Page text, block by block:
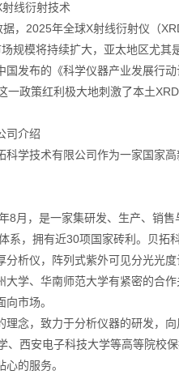
线衍射技术
，2025年全球X射线衍射仪（
规模将持续扩大，亚太地区尤其
发布的《科学仪器产业发展行
政策红利极大地刺激了本土
司介绍
学技术有限公司作为一家国家
8月，是一家集研发、生产、销
系，拥有近30项国家砖利。贝
析仪，阵列式紫外可见分光光
学、华南师范大学有紧密的合
市场。
理念，致力于分析仪器的研发，
、西安电子科技大学等高等院校
的服务。